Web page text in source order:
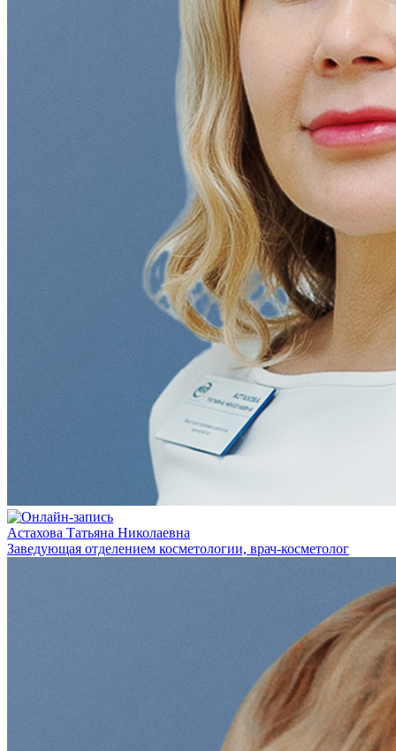
Астахова Татьяна Николаевна
Заведующая отделением косметологии, врач-косметолог